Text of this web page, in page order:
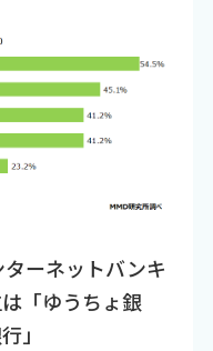
ーネットバンキ
「ゆうちょ銀
」